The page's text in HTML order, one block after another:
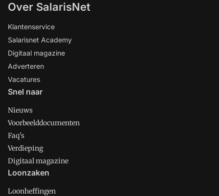
Over SalarisNet
Klantenservice
Salarisnet Academy
Digitaal magazine
Adverteren
Vacatures
Snel naar
Nieuws
Voorbeelddocumenten
Faq's
Verdieping
Digitaal magazine
Loonzaken
Loonheffingen